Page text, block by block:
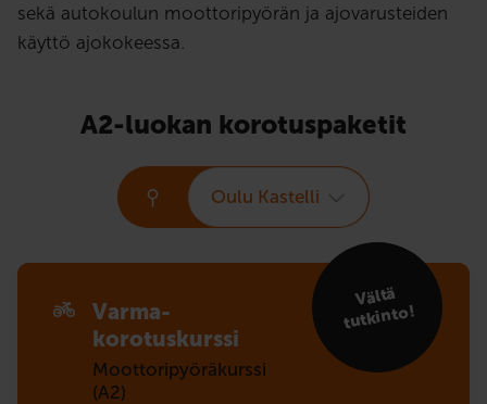
sekä autokoulun moottoripyörän ja ajovarusteiden
käyttö ajokokeessa.
A2-luokan korotuspaketit
Oulu Kastelli
Varma-
korotuskurssi
Moottoripyöräkurssi
(A2)
Vältä
tutkinto!